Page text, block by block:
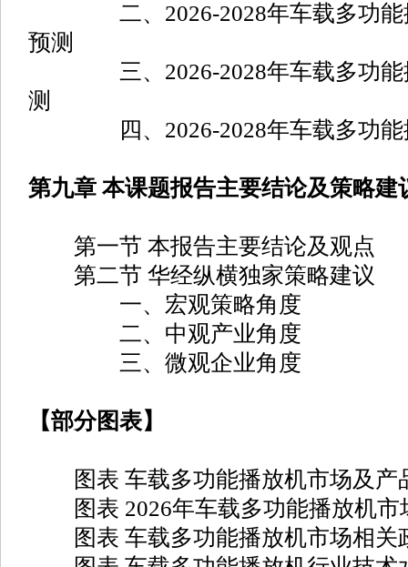
二、2026-2028年车载多功能
预测
三、2026-2028年车载多功能
测
四、2026-2028年车载多功能
第九章 本课题报告主要结论及策略建
第一节 本报告主要结论及观点
第二节 华经纵横独家策略建议
一、宏观策略角度
二、中观产业角度
三、微观企业角度
【部分图表】
图表 车载多功能播放机市场及产
图表 2026年车载多功能播放机市
图表 车载多功能播放机市场相关